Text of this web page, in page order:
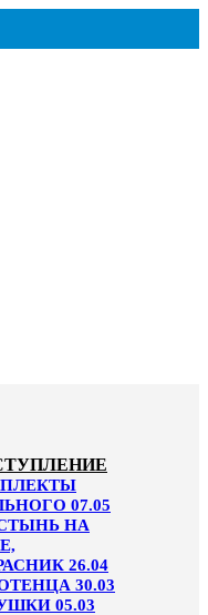
07.05
НА
26.04
30.03
05.03